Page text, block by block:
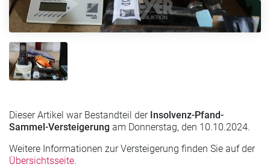
Dieser Artikel war Bestandteil der Insolvenz-Pfand-
Sammel-Versteigerung am Donnerstag, den 10.10.2024.
Weitere Informationen zur Versteigerung finden Sie auf der
Übersichtsseite.